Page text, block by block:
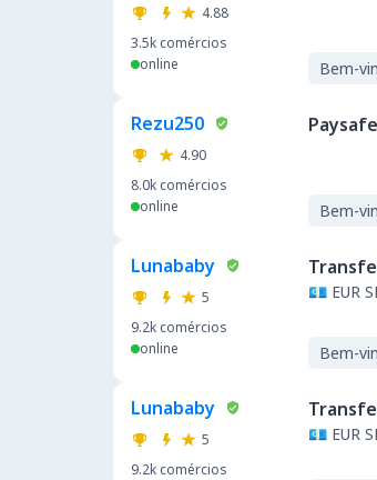
4.88
3.5k comércios
online
Bem-
Rezu250
4.90
8.0k comércios
online
Bem-
Lunababy
5
9.2k comércios
online
💶 EUR
Bem-
Lunababy
5
9.2k comércios
💶 EUR